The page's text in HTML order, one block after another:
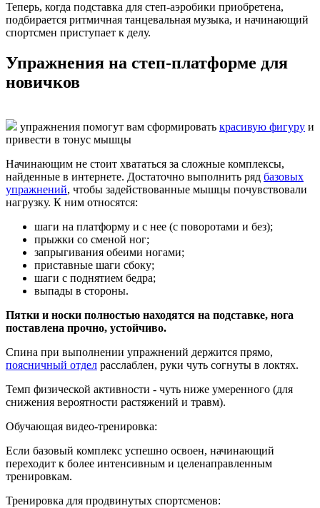
Теперь, когда подставка для степ-аэробики приобретена,
подбирается ритмичная танцевальная музыка, и начинающий
спортсмен приступает к делу.
Упражнения на степ-платформе для
новичков
упражнения помогут вам сформировать красивую фигуру и
привести в тонус мышцы
Начинающим не стоит хвататься за сложные комплексы,
найденные в интернете. Достаточно выполнить ряд базовых
упражнений, чтобы задействованные мышцы почувствовали
нагрузку. К ним относятся:
шаги на платформу и с нее (с поворотами и без);
прыжки со сменой ног;
запрыгивания обеими ногами;
приставные шаги сбоку;
шаги с поднятием бедра;
выпады в стороны.
Пятки и носки полностью находятся на подставке, нога
поставлена прочно, устойчиво.
Спина при выполнении упражнений держится прямо,
поясничный отдел расслаблен, руки чуть согнуты в локтях.
Темп физической активности - чуть ниже умеренного (для
снижения вероятности растяжений и травм).
Обучающая видео-тренировка:
Если базовый комплекс успешно освоен, начинающий
переходит к более интенсивным и целенаправленным
тренировкам.
Тренировка для продвинутых спортсменов: